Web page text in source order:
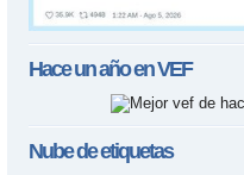
Hace un año enVEF
Nube de etiquetas